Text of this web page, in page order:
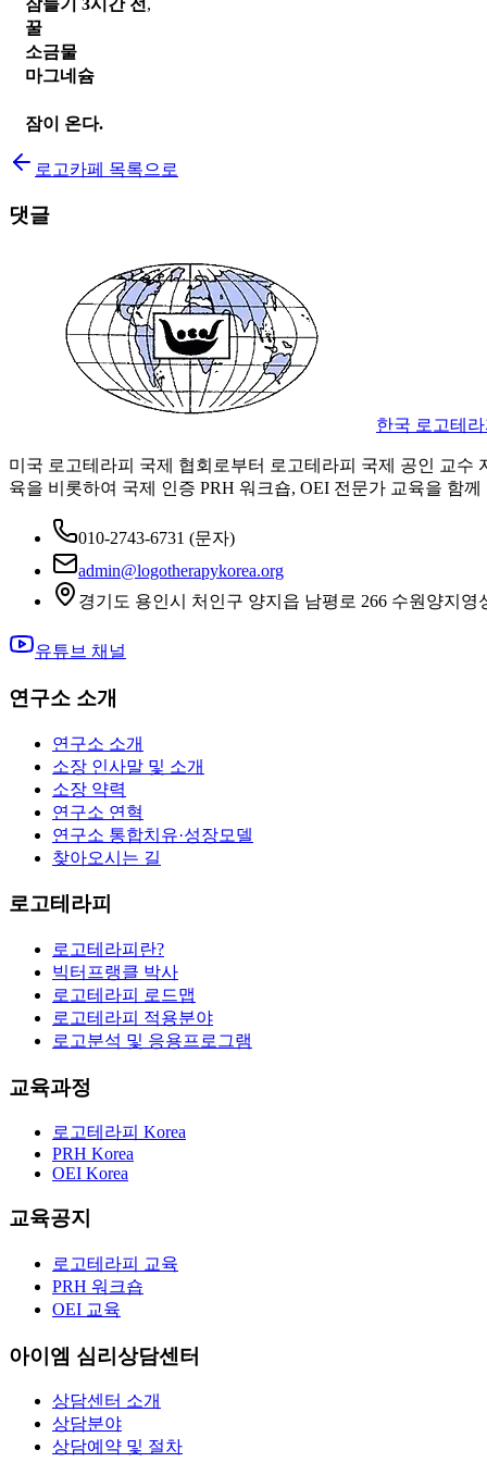
꿀
소금물
마그네슘
잠이 온다.
로고카페 목록으로
댓글
한국 로고테
미국 로고테라피 국제 협회로부터 로고테라피 국제 공인 교
육을 비롯하여 국제 인증 PRH 워크숍, OEI 전문가 교육을 함
010-2743-6731 (문자)
admin@logotherapykorea.org
경기도 용인시 처인구 양지읍 남평로 266 수원양지영
유튜브 채널
연구소 소개
연구소 소개
소장 인사말 및 소개
소장 약력
연구소 연혁
연구소 통합치유·성장모델
찾아오시는 길
로고테라피
로고테라피란?
빅터프랭클 박사
로고테라피 로드맵
로고테라피 적용분야
로고분석 및 응용프로그램
교육과정
로고테라피 Korea
PRH Korea
OEI Korea
교육공지
로고테라피 교육
PRH 워크숍
OEI 교육
아이엠 심리상담센터
상담센터 소개
상담분야
상담예약 및 절차